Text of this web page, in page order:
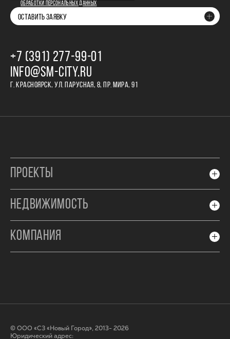
ОБРАБОТКИ ПЕРСОНАЛЬНЫХ ДАННЫХ
ОСТАВИТЬ ЗАЯВКУ
+7 (391) 277‒99‒01
INFO@SM-CITY.RU
Г. КРАСНОЯРСК, УЛ. ПАРУСНАЯ, 8, ПР. МИРА, 91
ПРОЕКТЫ
НЕДВИЖИМОСТЬ
КОМПАНИЯ
© ООО «СЗ «Новый Город», 2013- 2026
Юридический адрес: